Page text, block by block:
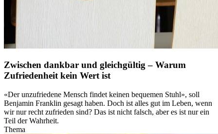
Zwischen dankbar und gleichgültig – Warum
Zufriedenheit kein Wert ist
«Der unzufriedene Mensch findet keinen bequemen Stuhl», soll
Benjamin Franklin gesagt haben. Doch ist alles gut im Leben, wenn
wir nur recht zufrieden sind? Das ist nicht falsch, aber es ist nur ein
Teil der Wahrheit.
Thema